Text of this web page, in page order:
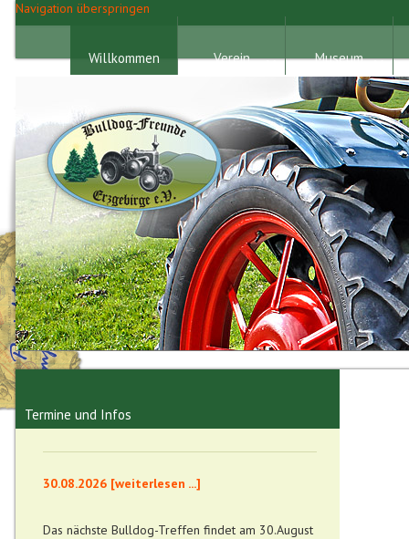
Navigation überspringen
Willkommen Verein Museum
Termine und Infos
30.08.2026 [weiterlesen ...]
Das nächste Bulldog-Treffen findet am 30.August